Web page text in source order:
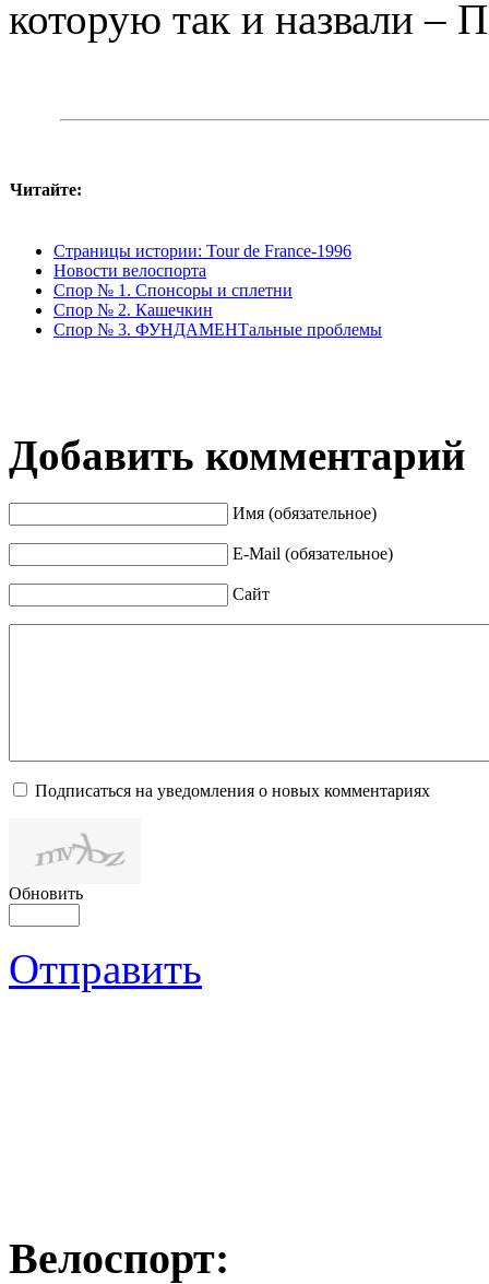
которую так и назвали –
Читайте:
Страницы истории: Tour de France-1996
Новости велоспорта
Спор № 1. Спонсоры и сплетни
Спор № 2. Кашечкин
Спор № 3. ФУНДАМЕНТальные проблемы
Добавить комментарий
Имя (обязательное)
E-Mail (обязательное)
Сайт
Подписаться на уведомления о новых комментариях
Обновить
Отправить
Велоспорт: